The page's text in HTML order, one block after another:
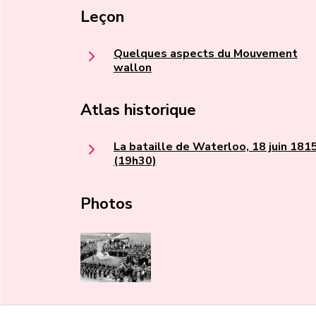
Leçon
Quelques aspects du Mouvement
wallon
Atlas historique
La bataille de Waterloo, 18 juin
(19h30)
Photos